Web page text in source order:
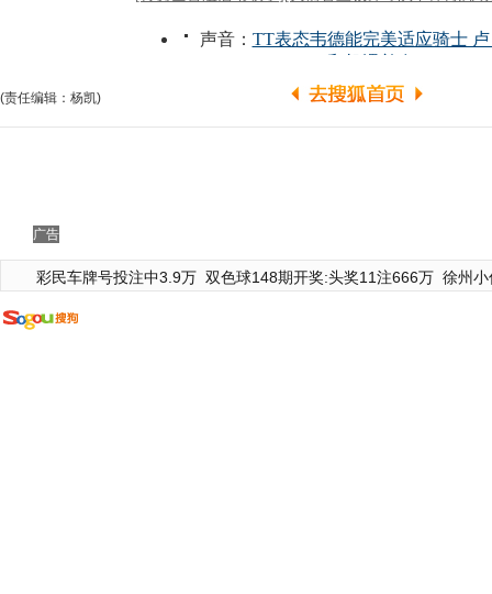
(责任编辑：杨凯)
广告
彩民车牌号投注中3.9万 双色球148期开奖:头奖11注666万 徐州